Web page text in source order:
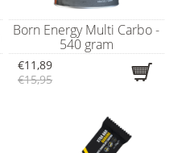
Born Energy Multi Carbo -
540 gram
€11,89
€15,95